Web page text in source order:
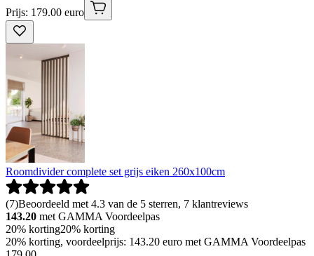
Prijs: 179.00 euro
Roomdivider complete set grijs eiken 260x100cm
(7)Beoordeeld met 4.3 van de 5 sterren, 7 klantreviews
143.20 met GAMMA Voordeelpas
20% korting20% korting
20% korting, voordeelprijs: 143.20 euro met GAMMA Voordeelpas